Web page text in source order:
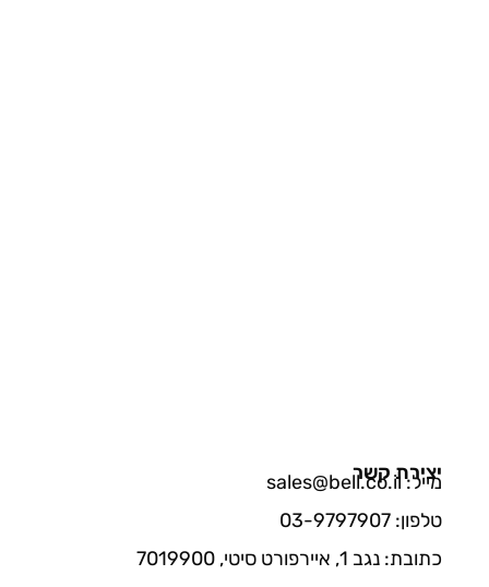
יצירת קשר
מייל: sales@bell.co.il
טלפון: 03-9797907
כתובת: נגב 1, איירפורט סיטי, 7019900